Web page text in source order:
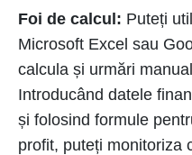
Foi de calcul: Puteți
Microsoft Excel sau
calcula și urmări
Introducând datele
și folosind formule
profit, puteți monitoriza